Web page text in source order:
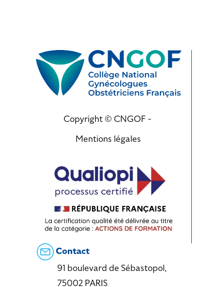
Copyright © CNGOF -
Mentions légales
Contact
91 boulevard de Sébastopol,
75002 PARIS